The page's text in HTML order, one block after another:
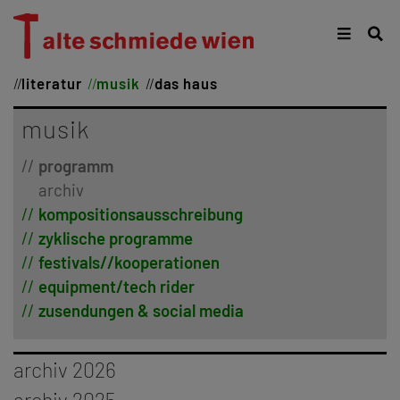
literatur musik das haus
musik
programm
archiv
kompositionsausschreibung
zyklische programme
festivals//kooperationen
equipment/tech rider
zusendungen & social media
archiv 2026